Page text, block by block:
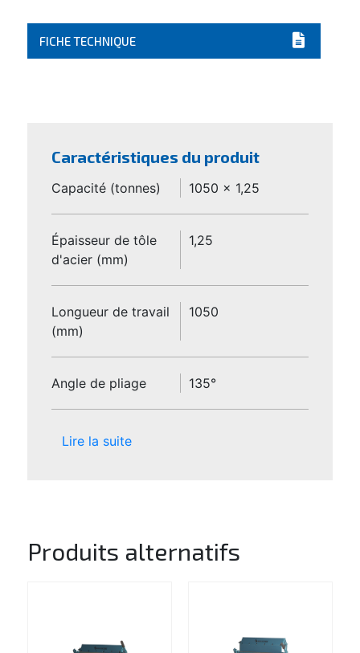
FICHE TECHNIQUE
Caractéristiques du produit
Capacité (tonnes) 1050 x 1,25
Épaisseur de tôle
d'acier (mm)
1,25
Longueur de travail
(mm)
1050
Angle de pliage 135°
Lire la suite
Produits alternatifs